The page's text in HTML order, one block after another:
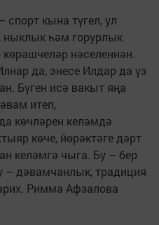
спорт кына түгел, ул
ныклык һәм горурлык
нәселеннән.
да, энесе Илдар да үз
Бүген исә вакыт яңа
итеп,
көчләрен келәмдә
көче, йөрәктәге дәрт
келәмгә чыга. Бу – бер
– дәвамчанлык, традиция
Римма Афзалова